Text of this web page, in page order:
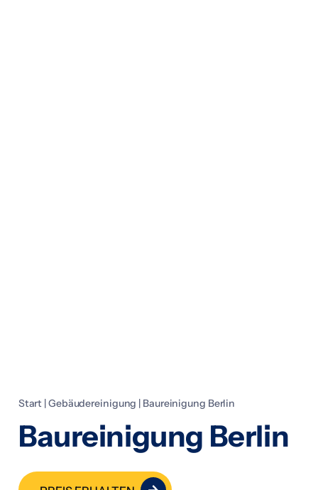
Start |Gebäudereinigung | Baureinigung Berlin
Baureinigung Berlin